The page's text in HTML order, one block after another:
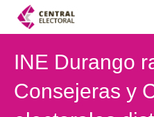
INE Durango
Consejeras y